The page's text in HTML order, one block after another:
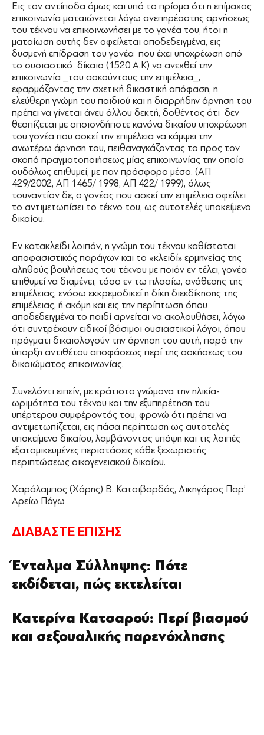
Εις τον αντίποδα όμως και υπό το πρίσμα ότι η επίμαχος
επικοινωνία ματαιώνεται λόγω ανεπηρέαστης αρνήσεως
του τέκνου να επικοινωνήσει με το γονέα του, ήτοι η
ματαίωση αυτής δεν οφείλεται αποδεδειγμένα, εις
δυσμενή επίδραση του γονέα που έχει υποχρέωση από
το ουσιαστικό δίκαιο (1520 Α.Κ) να ανεχθεί την
επικοινωνία _του ασκούντους την επιμέλεια_,
εφαρμόζοντας την σχετική δικαστική απόφαση, η
ελεύθερη γνώμη του παιδιού και η διαρρήδην άρνηση του
πρέπει να γίνεται άνευ άλλου δεκτή, δοθέντος ότι δεν
θεσπίζεται με οποιονδήποτε κανόνα δικαίου υποχρέωση
του γονέα που ασκεί την επιμέλεια να κάμψει την
ανωτέρω άρνηση του, πειθαναγκάζοντας το προς τον
σκοπό πραγματοποιήσεως μίας επικοινωνίας την οποία
ουδόλως επιθυμεί, με παν πρόσφορο μέσο. (ΑΠ
429/2002, ΑΠ 1465/ 1998, ΑΠ 422/ 1999), όλως
τουναντίον δε, ο γονέας που ασκεί την επιμέλεια οφείλει
το αντιμετωπίσει το τέκνο του, ως αυτοτελές υποκείμενο
δικαίου.
Εν κατακλείδι λοιπόν, η γνώμη του τέκνου καθίσταται
αποφασιστικός παράγων και το «κλειδί» ερμηνείας της
αληθούς βουλήσεως του τέκνου με ποιόν εν τέλει, γονέα
επιθυμεί να διαμένει, τόσο εν τω πλασίω, ανάθεσης της
επιμέλειας, ενόσω εκκρεμοδικεί η δίκη διεκδίκησης της
επιμέλειας, ή ακόμη και εις την περίπτωση όπου
αποδεδειγμένα το παιδί αρνείται να ακολουθήσει, λόγω
ότι συντρέχουν ειδικοί βάσιμοι ουσιαστικοί λόγοι, όπου
πράγματι δικαιολογούν την άρνηση του αυτή, παρά την
ύπαρξη αντιθέτου αποφάσεως περί της ασκήσεως του
δικαιώματος επικοινωνίας.
Συνελόντι ειπείν, με κράτιστο γνώμονα την ηλικία-
ωριμότητα του τέκνου και την εξυπηρέτηση του
υπέρτερου συμφέροντός του, φρονώ ότι πρέπει να
αντιμετωπίζεται, εις πάσα περίπτωση ως αυτοτελές
υποκείμενο δικαίου, λαμβάνοντας υπόψη και τις λοιπές
εξατομικευμένες περιστάσεις κάθε ξεχωριστής
περιπτώσεως οικογενειακού δικαίου.
Χαράλαμπος (Χάρης) Β. Κατσιβαρδάς, Δικηγόρος Παρ’
Αρείω Πάγω
ΔΙΑΒΑΣΤΕ ΕΠΙΣΗΣ
Ένταλμα Σύλληψης: Πότε
εκδίδεται, πώς εκτελείται
Κατερίνα Κατσαρού: Περί βιασμού
και σεξουαλικής παρενόχλησης